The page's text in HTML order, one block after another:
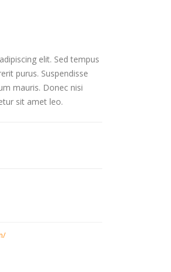
elit. Sed tempus
purus. Suspendisse
mauris. Donec nisi
sit amet leo.